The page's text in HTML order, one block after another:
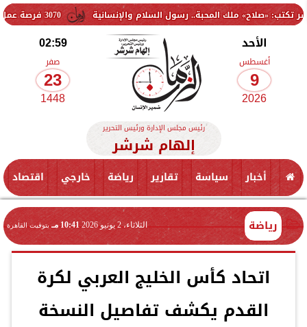
3070 فرصة عمل جديدة بالقطاع الخاص.. وظائف برواتب تصل إلى 9500 جنيه ملك المحبة.. رسول السلام والإنسانية
الأحد
أغسطس
9
2026
02:59
صفر
23
1448
رئيس مجلس الإدارة ورئيس التحرير
إلهام شرشر
أخبار سياسة تقارير رياضة خارجي اقتصاد
رياضة الثلاثاء، 2 يونيو 2026 10:41 مـ بتوقيت القاهرة
اتحاد كأس الخليج العربي لكرة
القدم يكشف تفاصيل النسخة